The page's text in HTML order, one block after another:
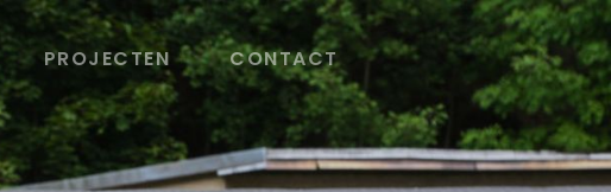
PROJECTEN CONTACT